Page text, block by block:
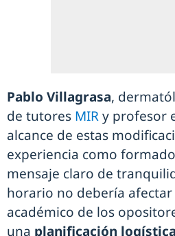
Pablo Villagrasa,
de tutores MIRy profesor
alcance de estas
experiencia como
mensaje claro de
horario no debería
académico de los
una planificación